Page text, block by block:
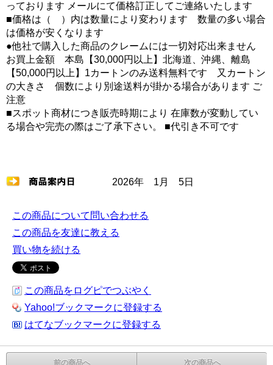
っております メールにて価格訂正してご連絡いたします
■価格は（ ）内は数量により変わります 数量の多い場合
は価格が安くなります
●他社で購入した商品のクレームには一切対応出来ません
お買上金額 本島【30,000円以上】北海道、沖縄、離島
【50,000円以上】1カートンのみ送料無料です 又カートン
の大きさ 個数により別途送料が掛かる場合があります ご
注意
■スポット商材につき販売時期により 在庫数が変動してい
る場合や完売の際はご了承下さい。 ■代引き不可です
2026年 1月 5日
この商品について問い合わせる
この商品を友達に教える
買い物を続ける
この商品をログピでつぶやく
Yahoo!ブックマークに登録する
はてなブックマークに登録する
前の商品へ 次の商品へ